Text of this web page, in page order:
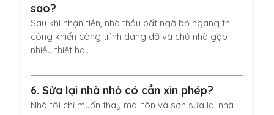
sao?
Sau khi nhận tiền, nhà thầu bất ngờ bỏ ngang thi
công khiến công trình dang dở và chủ nhà gặp
nhiều thiệt hại.
6. Sửa lại nhà nhỏ có cần xin phép?
Nhà tôi chỉ muốn thay mái tôn và sơn sửa lại nhà